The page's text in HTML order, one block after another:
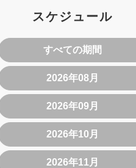
スケジュール
すべての期間
2026年08月
2026年09月
2026年10月
2026年11月